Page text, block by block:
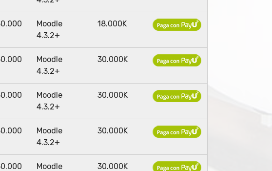
Moodle
4.3.2+
18.000K
Moodle
4.3.2+
30.000K
Moodle
4.3.2+
30.000K
Moodle
4.3.2+
30.000K
Moodle 30.000K